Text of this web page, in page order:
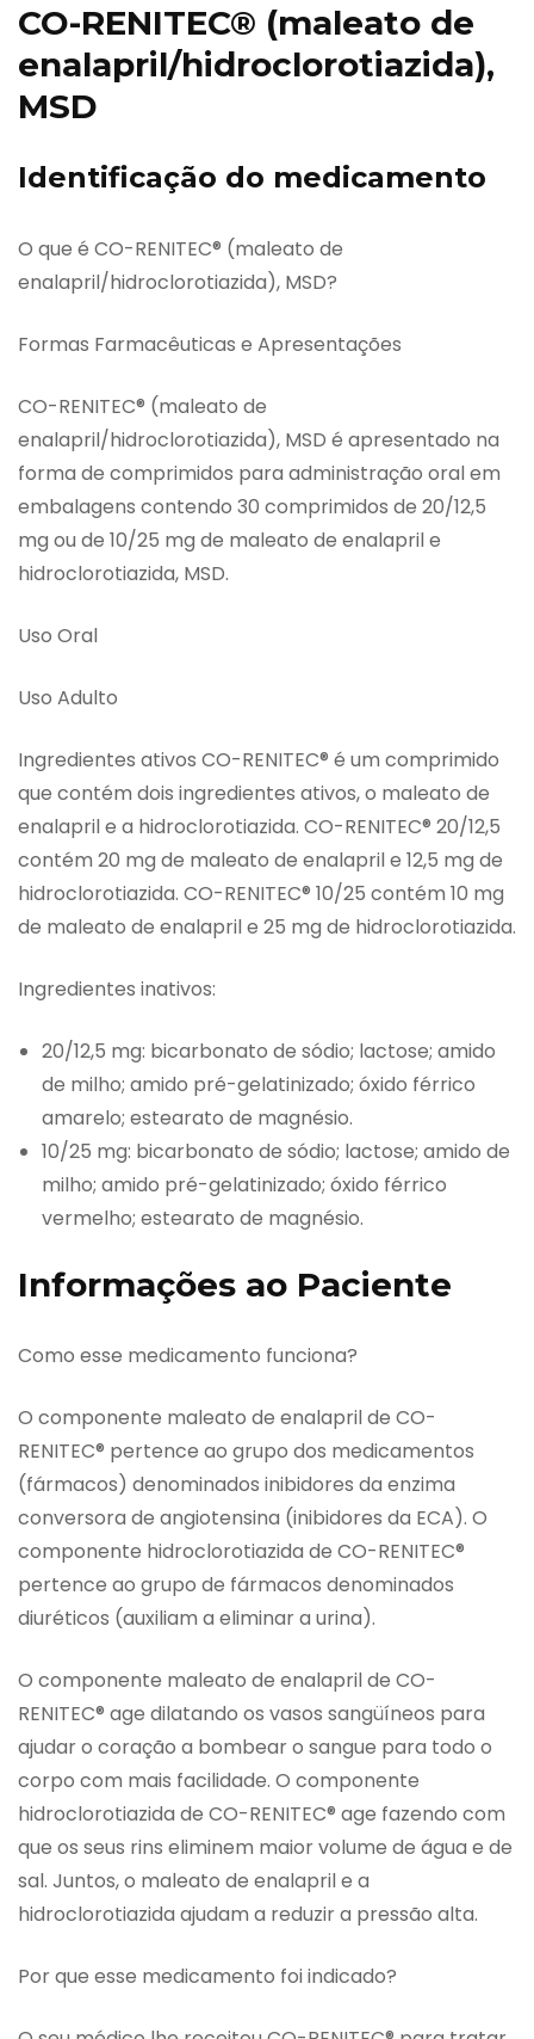
CO-RENITEC® (maleato de
enalapril/hidroclorotiazida),
MSD
Identificação do medicamento
O que é CO-RENITEC® (maleato de
enalapril/hidroclorotiazida), MSD?
Formas Farmacêuticas e Apresentações
CO-RENITEC® (maleato de
enalapril/hidroclorotiazida), MSD é apresentado na
forma de comprimidos para administração oral em
embalagens contendo 30 comprimidos de 20/12,5
mg ou de 10/25 mg de maleato de enalapril e
hidroclorotiazida, MSD.
Uso Oral
Uso Adulto
Ingredientes ativos CO-RENITEC® é um comprimido
que contém dois ingredientes ativos, o maleato de
enalapril e a hidroclorotiazida. CO-RENITEC® 20/12,5
contém 20 mg de maleato de enalapril e 12,5 mg de
hidroclorotiazida. CO-RENITEC® 10/25 contém 10 mg
de maleato de enalapril e 25 mg de hidroclorotiazida.
Ingredientes inativos:
20/12,5 mg: bicarbonato de sódio; lactose; amido
de milho; amido pré-gelatinizado; óxido férrico
amarelo; estearato de magnésio.
10/25 mg: bicarbonato de sódio; lactose; amido de
milho; amido pré-gelatinizado; óxido férrico
vermelho; estearato de magnésio.
Informações ao Paciente
Como esse medicamento funciona?
O componente maleato de enalapril de CO-
RENITEC® pertence ao grupo dos medicamentos
(fármacos) denominados inibidores da enzima
conversora de angiotensina (inibidores da ECA). O
componente hidroclorotiazida de CO-RENITEC®
pertence ao grupo de fármacos denominados
diuréticos (auxiliam a eliminar a urina).
O componente maleato de enalapril de CO-
RENITEC® age dilatando os vasos sangüíneos para
ajudar o coração a bombear o sangue para todo o
corpo com mais facilidade. O componente
hidroclorotiazida de CO-RENITEC® age fazendo com
que os seus rins eliminem maior volume de água e de
sal. Juntos, o maleato de enalapril e a
hidroclorotiazida ajudam a reduzir a pressão alta.
Por que esse medicamento foi indicado?